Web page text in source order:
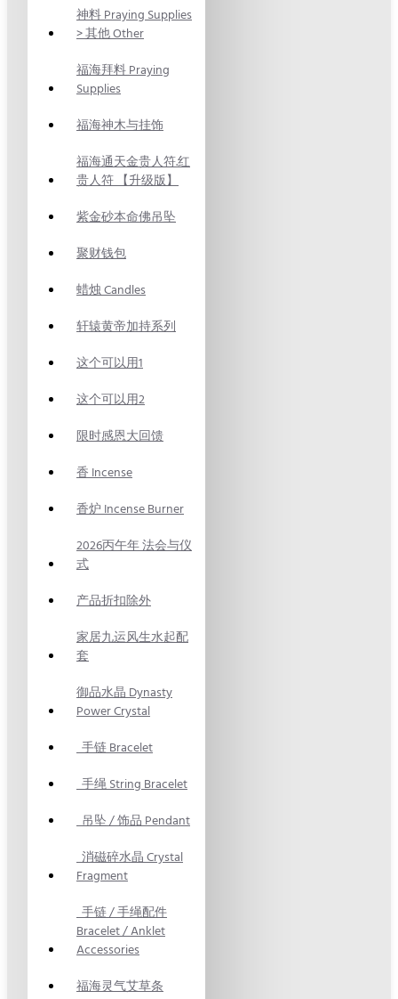
神料 Praying Supplies
> 其他 Other
福海拜料 Praying
Supplies
福海神木与挂饰
福海通天金贵人符.红
贵人符 【升级版】
紫金砂本命佛吊坠
聚财钱包
蜡烛 Candles
轩辕黄帝加持系列
这个可以用1
这个可以用2
限时感恩大回馈
香 Incense
香炉 Incense Burner
2026丙午年 法会与仪
式
产品折扣除外
家居九运风生水起配
套
御品水晶 Dynasty
Power Crystal
手链 Bracelet
手绳 String Bracelet
吊坠 / 饰品 Pendant
消磁碎水晶 Crystal
Fragment
手链 / 手绳配件
Bracelet / Anklet
Accessories
福海灵气艾草条